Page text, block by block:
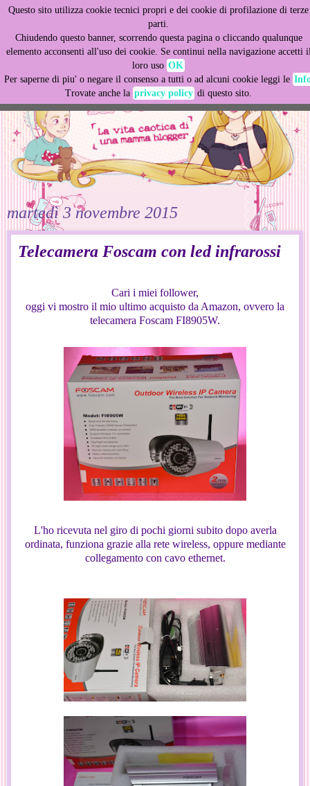
Questo sito utilizza cookie tecnici propri e dei cookie di profilazione di terze
parti.
Chiudendo questo banner, scorrendo questa pagina o cliccando qualunque
elemento acconsenti all'uso dei cookie. Se continui nella navigazione accetti
loro uso OK
Per saperne di piu' o negare il consenso a tutti o ad alcuni cookie leggi le
Trovate anche la privacy policy di questo sito.
martedì 3 novembre 2015
Telecamera Foscam con led infrarossi
Cari i miei follower,
oggi vi mostro il mio ultimo acquisto da Amazon, ovvero la
telecamera Foscam FI8905W.
L'ho ricevuta nel giro di pochi giorni subito dopo averla
ordinata, funziona grazie alla rete wireless, oppure mediante
collegamento con cavo ethernet.
This site uses cookies from Google to deliver its services
and to analyze traffic. Your IP address and user-agent are
shared with Google along with performance and security
metrics to ensure quality of service, generate usage
statistics, and to detect and address abuse.
LEARN MORE GOT IT